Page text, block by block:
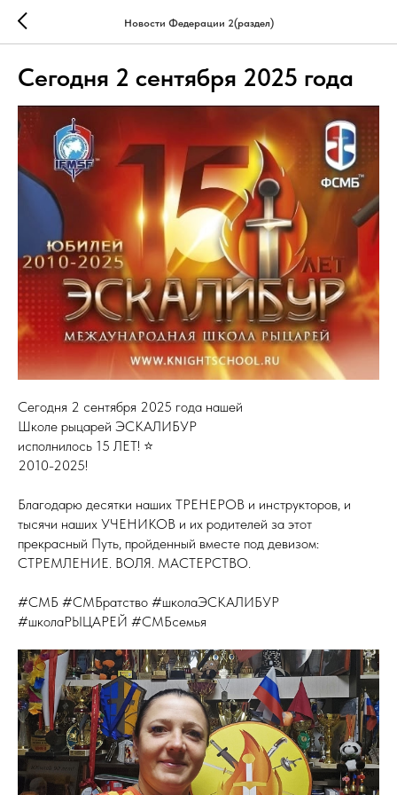
Новости Федерации 2(раздел)
Сегодня 2 сентября 2025 года
Сегодня 2 сентября 2025 года нашей
Школе рыцарей ЭСКАЛИБУР
исполнилось 15 ЛЕТ! ⭐️
2010-2025!
Благодарю десятки наших ТРЕНЕРОВ и инструкторов, и
тысячи наших УЧЕНИКОВ и их родителей за этот
прекрасный Путь, пройденный вместе под девизом:
СТРЕМЛЕНИЕ. ВОЛЯ. МАСТЕРСТВО.
#СМБ #СМБратство #школаЭСКАЛИБУР
#школаРЫЦАРЕЙ #СМБсемья